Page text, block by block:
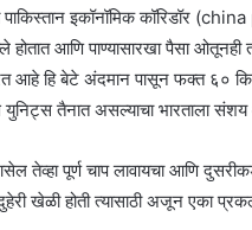
पाकिस्तान इकॉनॉमिक
आणि पाण्यासारखा पैसा ओतूनही
आहे हि बेटे अंदमान पासून फक्त ६०
युनिट्स तैनात असल्याचा भारताला
तेव्हा पूर्ण चाप लावायचा आणि
खेळी होती त्यासाठी अजून एका